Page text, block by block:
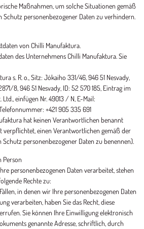
Maßnahmen, um solche Situationen gemäß
Schutz personenbezogener Daten zu verhindern.
von Chilli Manufaktura.
des Unternehmens Chilli Manufaktura. Sie
s. R. o., Sitz: Jókaiho 331/46, 946 51 Nesvady,
8, 946 51 Nesvady, ID: 52 570 185, Eintrag im
einfügen Nr. 49013 / N, E-Mail:
+421 905 335 691
hat keinen Verantwortlichen benannt
verpflichtet, einen Verantwortlichen gemäß der
Schutz personenbezogener Daten zu benennen).
Person
personenbezogenen Daten verarbeitet, stehen
Rechte zu:
in denen wir Ihre personenbezogenen Daten
verarbeiten, haben Sie das Recht, diese
Sie können Ihre Einwilligung elektronisch
genannte Adresse, schriftlich, durch